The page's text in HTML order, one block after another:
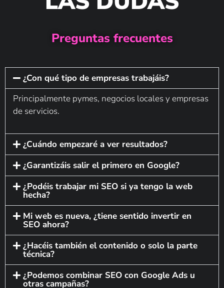
acelerar resultados.
Preguntas frecuentes
¿Con qué tipo de empresas trabajáis?
Principalmente pymes, negocios locales y empresas
de servicios.
¿Cuándo empezaré a ver resultados?
¿Garantizáis salir el primero en Google?
¿Podéis trabajar mi SEO si ya tengo la web
hecha?
Mi web es nueva, ¿tiene sentido invertir en
SEO ahora?
¿Hacéis también el contenido o solo la parte
técnica?
¿Podemos combinar SEO con Google Ads u
otras campañas?